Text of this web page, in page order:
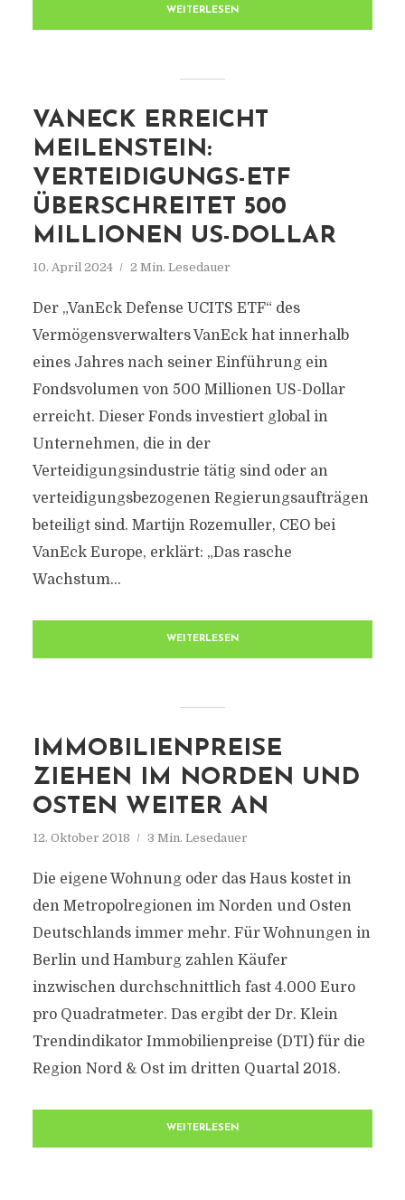
WEITERLESEN
VANECK ERREICHT
MEILENSTEIN:
VERTEIDIGUNGS-ETF
ÜBERSCHREITET 500
MILLIONEN US-DOLLAR
10. April 2024 2 Min. Lesedauer
Der „VanEck Defense UCITS ETF“ des
Vermögensverwalters VanEck hat innerhalb
eines Jahres nach seiner Einführung ein
Fondsvolumen von 500 Millionen US-Dollar
erreicht. Dieser Fonds investiert global in
Unternehmen, die in der
Verteidigungsindustrie tätig sind oder an
verteidigungsbezogenen Regierungsaufträgen
beteiligt sind. Martijn Rozemuller, CEO bei
VanEck Europe, erklärt: „Das rasche
Wachstum...
WEITERLESEN
IMMOBILIENPREISE
ZIEHEN IM NORDEN UND
OSTEN WEITER AN
12. Oktober 2018 3 Min. Lesedauer
Die eigene Wohnung oder das Haus kostet in
den Metropolregionen im Norden und Osten
Deutschlands immer mehr. Für Wohnungen in
Berlin und Hamburg zahlen Käufer
inzwischen durchschnittlich fast 4.000 Euro
pro Quadratmeter. Das ergibt der Dr. Klein
Trendindikator Immobilienpreise (DTI) für die
Region Nord & Ost im dritten Quartal 2018.
WEITERLESEN